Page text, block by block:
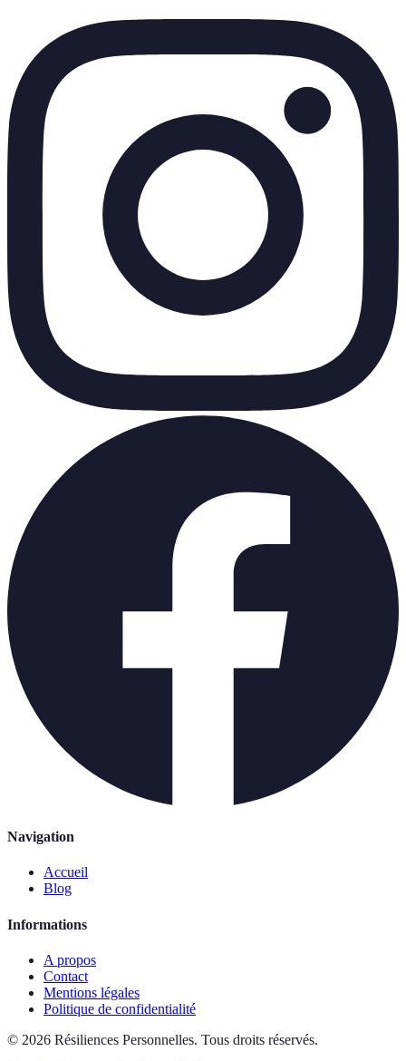
Navigation
Accueil
Blog
Informations
A propos
Contact
Mentions légales
Politique de confidentialité
© 2026 Résiliences Personnelles. Tous droits réservés.